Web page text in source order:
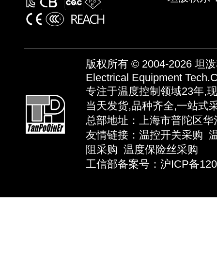
版权所有 © 2004-2026 坦
Electrical Equipment
专注于温度控制领域23年,
当天发货,品种齐全,一站式
总部地址：上海市普陀区
友情链接： 温控开关采购
阻采购 温度保险丝采购
工信部备案号：沪ICP备